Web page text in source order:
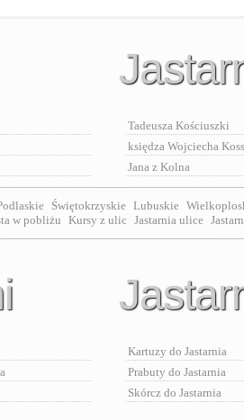
Tadeusza Kościuszki
księdza Wojciecha
Jana z Kolna
Świętokrzyskie Lubuskie
w pobliżu Kursy z ulic Jastarnia ulice
Kartuzy do Jastarnia
Prabuty do Jastarnia
Skórcz do Jastarnia